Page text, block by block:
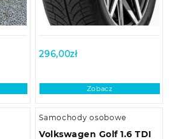
296,00zł
Zobacz
Samochody osobowe
Volkswagen Golf 1.6 TDI